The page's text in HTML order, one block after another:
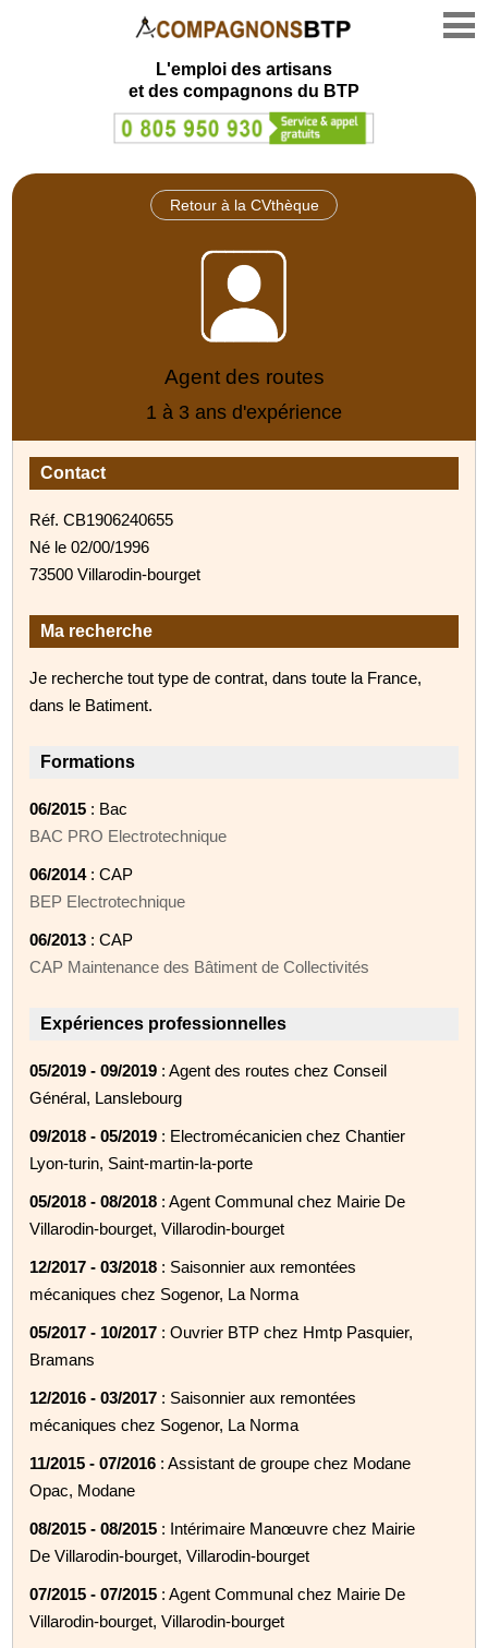
L'emploi des artisans
et des compagnons du BTP
Retour à la CVthèque
Agent des routes
1 à 3 ans d'expérience
Contact
Réf. CB1906240655
Né le 02/00/1996
73500 Villarodin-bourget
Ma recherche
Je recherche tout type de contrat, dans toute la France,
dans le Batiment.
Formations
06/2015 : Bac
BAC PRO Electrotechnique
06/2014: CAP
BEP Electrotechnique
06/2013 : CAP
CAP Maintenance des Bâtiment de Collectivités
Expériences professionnelles
05/2019 - 09/2019 : Agent des routes chez Conseil
Général, Lanslebourg
09/2018 - 05/2019 : Electromécanicien chez Chantier
Lyon-turin, Saint-martin-la-porte
05/2018 - 08/2018 : Agent Communal chez Mairie De
Villarodin-bourget, Villarodin-bourget
12/2017 - 03/2018 : Saisonnier aux remontées
mécaniques chez Sogenor, La Norma
05/2017 - 10/2017 : Ouvrier BTP chez Hmtp Pasquier,
Bramans
12/2016 - 03/2017 : Saisonnier aux remontées
mécaniques chez Sogenor, La Norma
11/2015 - 07/2016 : Assistant de groupe chez Modane
Opac, Modane
08/2015 - 08/2015 : Intérimaire Manœuvre chez Mairie
De Villarodin-bourget, Villarodin-bourget
07/2015 - 07/2015 : Agent Communal chez Mairie De
Villarodin-bourget, Villarodin-bourget